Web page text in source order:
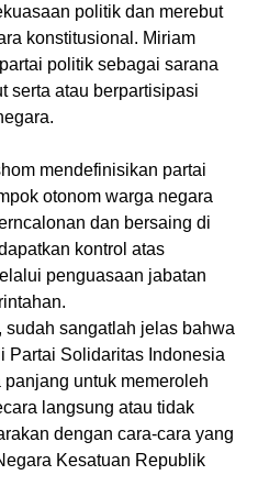
politik dan merebut
konstitusional. Miriam
politik sebagai sarana
serta atau berpartisipasi
mendefinisikan partai
otonom warga negara
dan bersaing di
kontrol atas
penguasaan jabatan
sudah sangatlah jelas bahwa
Partai Solidaritas Indonesia
untuk memeroleh
langsung atau tidak
dengan cara-cara yang
Kesatuan Republik